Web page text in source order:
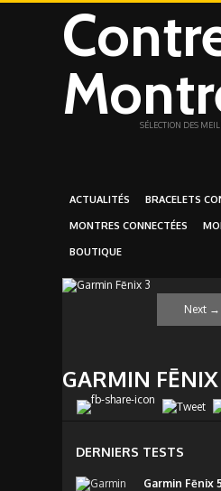
SÉLECTION DES
ACTUALITÉS BRACELETS
MONTRES CONNECTÉES
BOUTIQUE
Next →
GARMIN
DERNIERS TESTS
Garmin Fēnix 5